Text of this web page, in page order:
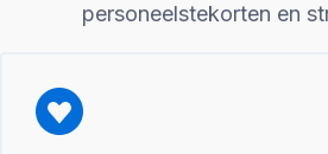
personeelstekorten en